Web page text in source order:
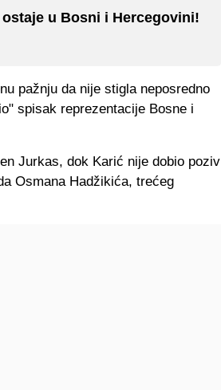
u Bosni i Hercegovini!
pažnju da nije stigla neposredno
spisak reprezentacije Bosne i
Jurkas, dok Karić nije dobio poziv
Osmana Hadžikića, trećeg